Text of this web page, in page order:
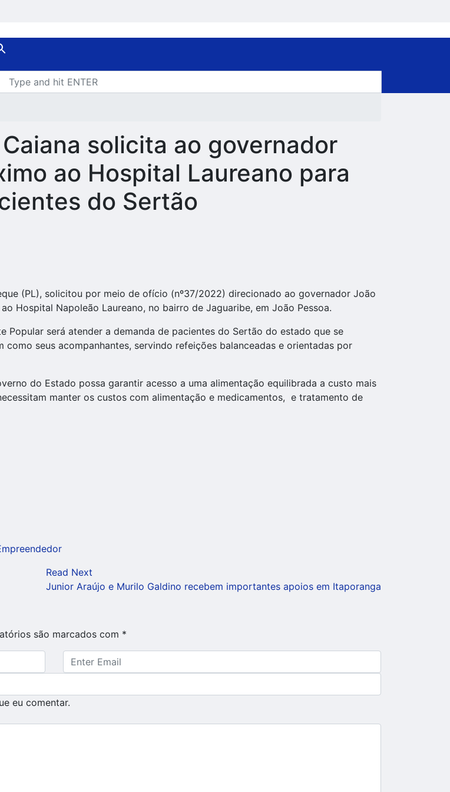
solicita ao governador
ao Hospital Laureano para
do Sertão
(PL), solicitou por meio de ofício (nº37/2022) direcionado ao governador João
Hospital Napoleão Laureano, no bairro de Jaguaribe, em João Pessoa.
será atender a demanda de pacientes do Sertão do estado que se
seus acompanhantes, servindo refeições balanceadas e orientadas por
do Estado possa garantir acesso a uma alimentação equilibrada a custo mais
manter os custos com alimentação e medicamentos, e tratamento de
Read Next
Junior Araújo e Murilo Galdino recebem importantes apoios em Itaporanga
são marcados com *
eu comentar.